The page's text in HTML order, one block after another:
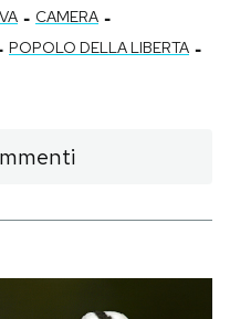
- CAMERA -
POPOLO DELLA LIBERTA -